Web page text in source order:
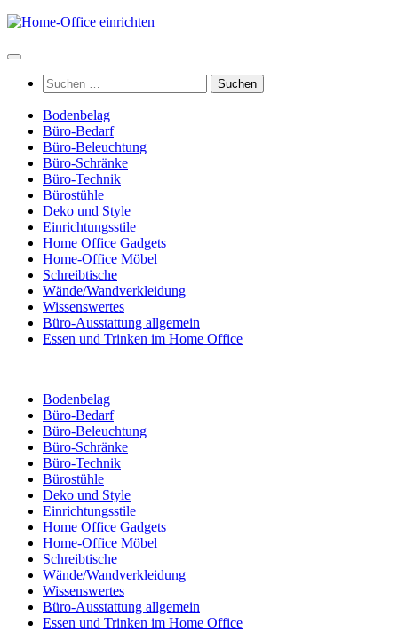
Zum
springen
Suchen
nach:
Bodenbelag
Büro-Bedarf
Büro-Beleuchtung
Büro-Schränke
Büro-Technik
Bürostühle
Deko und Style
Einrichtungsstile
Home Office Gadgets
Home-Office Möbel
Schreibtische
Wände/Wandverkleidung
Wissenswertes
Büro-Ausstattung allgemein
Essen und Trinken im Home Office
Bodenbelag
Büro-Bedarf
Büro-Beleuchtung
Büro-Schränke
Büro-Technik
Bürostühle
Deko und Style
Einrichtungsstile
Home Office Gadgets
Home-Office Möbel
Schreibtische
Wände/Wandverkleidung
Wissenswertes
Büro-Ausstattung allgemein
Essen und Trinken im Home Office